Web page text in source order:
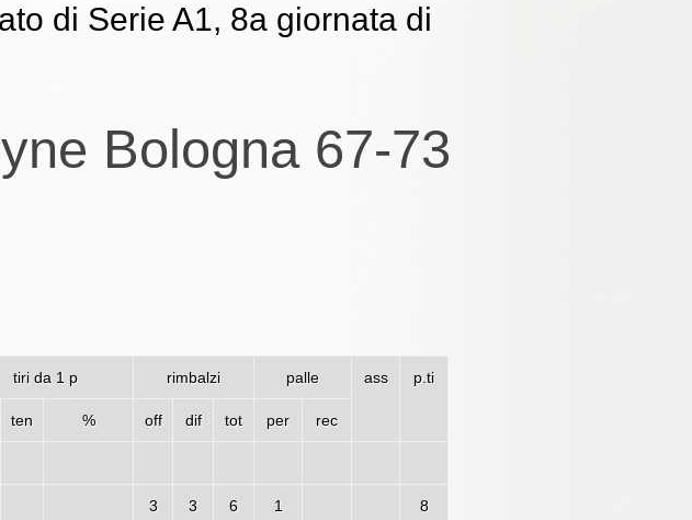
di Serie A1, 8a giornata di
Bologna 67-73
tiri da 1 p rimbalzi palle ass p.ti
ten % off dif tot per rec
3 3 6 1 8